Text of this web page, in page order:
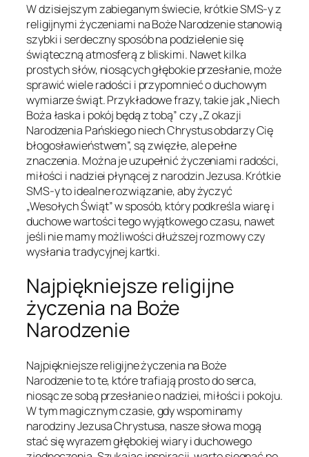
W dzisiejszym zabieganym świecie, krótkie SMS-y z
religijnymi życzeniami na Boże Narodzenie stanowią
szybki i serdeczny sposób na podzielenie się
świąteczną atmosferą z bliskimi. Nawet kilka
prostych słów, niosących głębokie przesłanie, może
sprawić wiele radości i przypomnieć o duchowym
wymiarze świąt. Przykładowe frazy, takie jak „Niech
Boża łaska i pokój będą z tobą” czy „Z okazji
Narodzenia Pańskiego niech Chrystus obdarzy Cię
błogosławieństwem”, są zwięzłe, ale pełne
znaczenia. Można je uzupełnić życzeniami radości,
miłości i nadziei płynącej z narodzin Jezusa. Krótkie
SMS-y to idealne rozwiązanie, aby życzyć
„Wesołych Świąt” w sposób, który podkreśla wiarę i
duchowe wartości tego wyjątkowego czasu, nawet
jeśli nie mamy możliwości dłuższej rozmowy czy
wysłania tradycyjnej kartki.
Najpiękniejsze religijne
życzenia na Boże
Narodzenie
Najpiękniejsze religijne życzenia na Boże
Narodzenie to te, które trafiają prosto do serca,
niosąc ze sobą przesłanie o nadziei, miłości i pokoju.
W tym magicznym czasie, gdy wspominamy
narodziny Jezusa Chrystusa, nasze słowa mogą
stać się wyrazem głębokiej wiary i duchowego